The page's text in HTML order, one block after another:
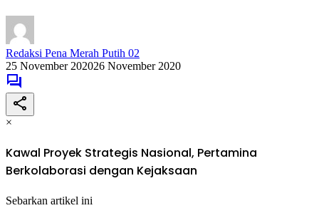
Redaksi Pena Merah Putih 02
25 November 202026 November 2020
×
Kawal Proyek Strategis Nasional, Pertamina
Berkolaborasi dengan Kejaksaan
Sebarkan artikel ini